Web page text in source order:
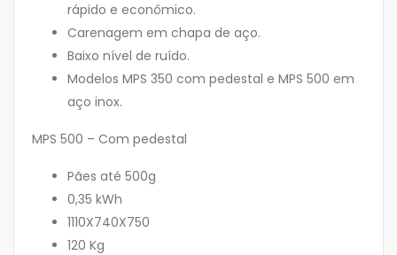
rápido e econômico.
Carenagem em chapa de aço.
Baixo nível de ruído.
Modelos MPS 350 com pedestal e MPS 500 em
aço inox.
MPS 500 – Com pedestal
Pães até 500g
0,35 kWh
1110X740X750
120 Kg